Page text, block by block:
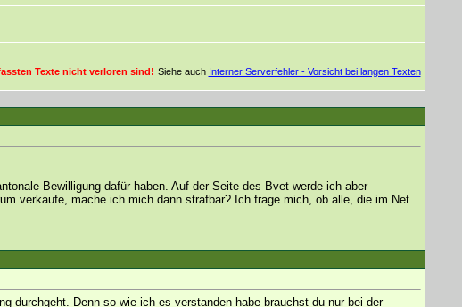
Texte nicht verloren sind! Siehe auch Interner Serverfehler - Vorsicht bei langen Texten
Bewilligung dafür haben. Auf der Seite des Bvet werde ich aber
verkaufe, mache ich mich dann strafbar? Ich frage mich, ob alle, die im Net
durchgeht. Denn so wie ich es verstanden habe brauchst du nur bei der